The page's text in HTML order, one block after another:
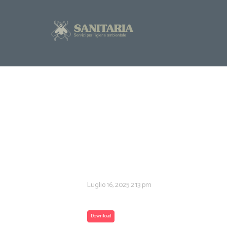
Luglio 16, 20252:13 pm
Download